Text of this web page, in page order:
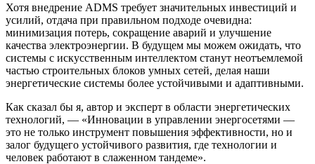
Хотя внедрение ADMS требует значительных инвестиций и
усилий, отдача при правильном подходе очевидна:
минимизация потерь, сокращение аварий и улучшение
качества электроэнергии. В будущем мы можем ожидать, что
системы с искусственным интеллектом станут неотъемлемой
частью строительных блоков умных сетей, делая наши
энергетические системы более устойчивыми и адаптивными.
Как сказал бы я, автор и эксперт в области энергетических
технологий, — «Инновации в управлении энергосетями —
это не только инструмент повышения эффективности, но и
залог будущего устойчивого развития, где технологии и
человек работают в слаженном тандеме».